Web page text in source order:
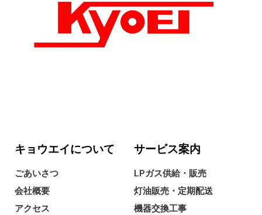
キョウエイについて
ごあいさつ
会社概要
アクセス
サービス案内
LPガス供給・販売
灯油販売・定期配送
機器交換工事